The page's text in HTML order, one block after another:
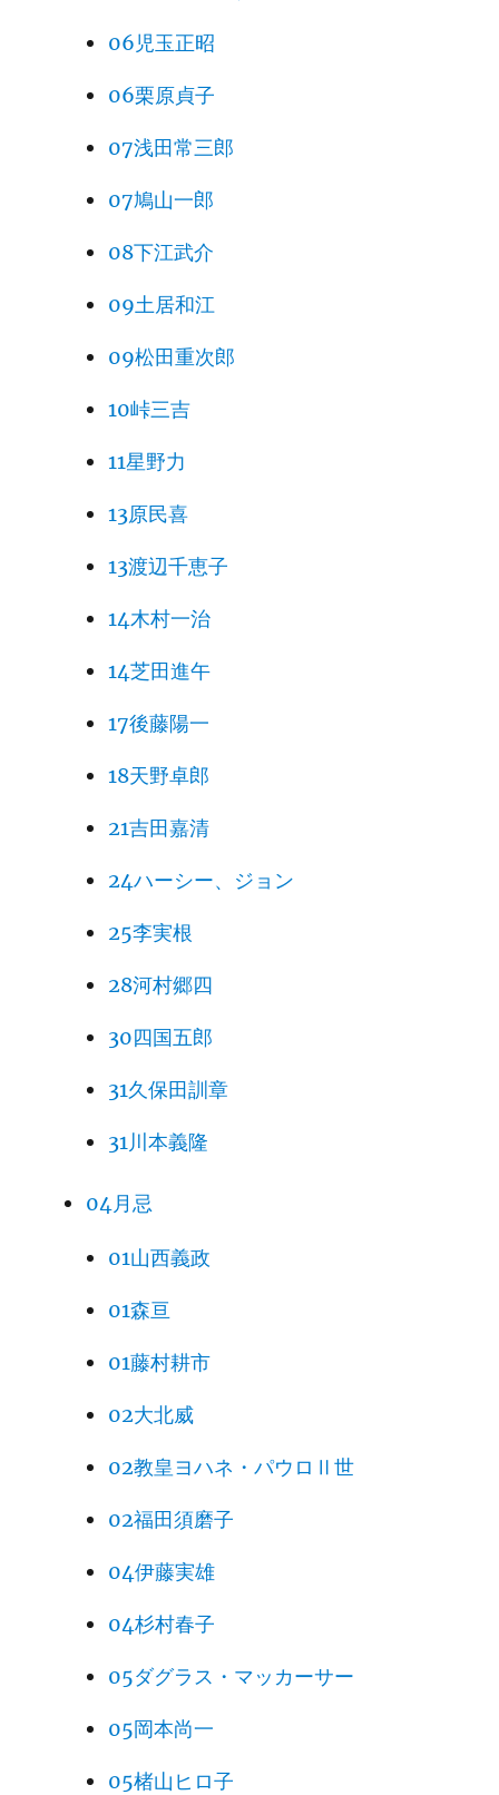
06児玉正昭
06栗原貞子
07浅田常三郎
07鳩山一郎
08下江武介
09土居和江
09松田重次郎
10峠三吉
11星野力
13原民喜
13渡辺千恵子
14木村一治
14芝田進午
17後藤陽一
18天野卓郎
21吉田嘉清
24ハーシー、ジョン
25李実根
28河村郷四
30四国五郎
31久保田訓章
31川本義隆
04月忌
01山西義政
01森亘
01藤村耕市
02大北威
02教皇ヨハネ・パウロⅡ世
02福田須磨子
04伊藤実雄
04杉村春子
05ダグラス・マッカーサー
05岡本尚一
05楮山ヒロ子